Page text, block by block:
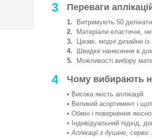
3 Переваги
1. Витримують 50
2. Матеріали еластичні,
3. Цікаві, модні дизайни
4. Швидке нанесення в
5. Можливості вибору
4 Чому вибирають
• Висока якість аплікацій
• Великий асортимент і
• Обмін і повернення
• Індивідуальний підхід,
•Аплікації з душею,